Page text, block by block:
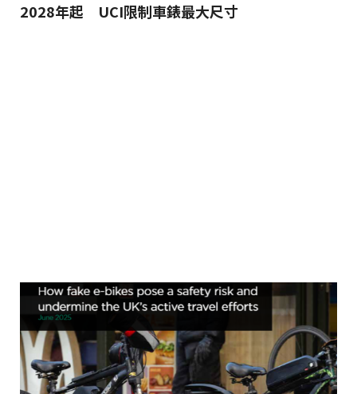
2028年起 UCI限制車錶最大尺寸